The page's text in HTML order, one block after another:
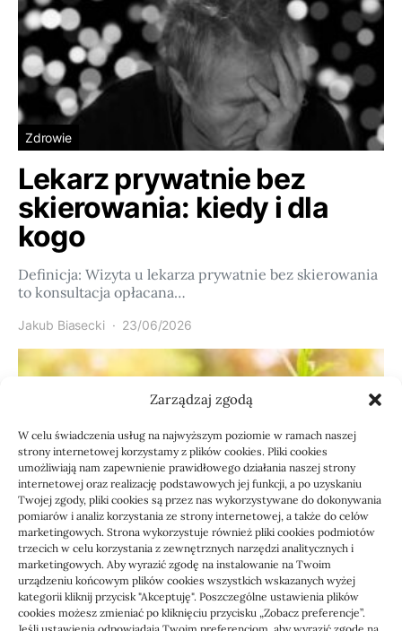
Zarządzaj zgodą
W celu świadczenia usług na najwyższym poziomie w ramach naszej
strony internetowej korzystamy z plików cookies. Pliki cookies
umożliwiają nam zapewnienie prawidłowego działania naszej strony
internetowej oraz realizację podstawowych jej funkcji, a po uzyskaniu
Twojej zgody, pliki cookies są przez nas wykorzystywane do dokonywania
pomiarów i analiz korzystania ze strony internetowej, a także do celów
marketingowych. Strona wykorzystuje również pliki cookies podmiotów
trzecich w celu korzystania z zewnętrznych narzędzi analitycznych i
marketingowych. Aby wyrazić zgodę na instalowanie na Twoim
urządzeniu końcowym plików cookies wszystkich wskazanych wyżej
kategorii kliknij przycisk "Akceptuję". Poszczególne ustawienia plików
cookies możesz zmieniać po kliknięciu przycisku „Zobacz preferencje”.
Zdrowie
Lekarz prywatnie bez
skierowania: kiedy i dla
kogo
Definicja: Wizyta u lekarza prywatnie bez skierowania
to konsultacja opłacana…
Jakub Biasecki 23/06/2026
Usługi
Jak sprawdzić przejęcie
zaległości przez biuro